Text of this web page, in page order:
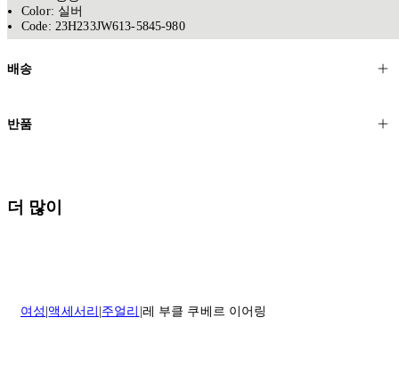
Color: 실버
Code: 23H233JW613-5845-980
배송
고객님의 위치에 따라 일반 배송과 익스프레스 배송을 제공합니다.
실 수 있습니다.
반품
배송일로부터 영업일 기준 30일 이내에 접수된 반품에 대해서는 기꺼
이 환불해 드리겠습니다.반품 상품은 원래 상태를 유지하고 반드시
더 많이
여성 액세서리 주얼리 레 부클 쿠베르 이어링